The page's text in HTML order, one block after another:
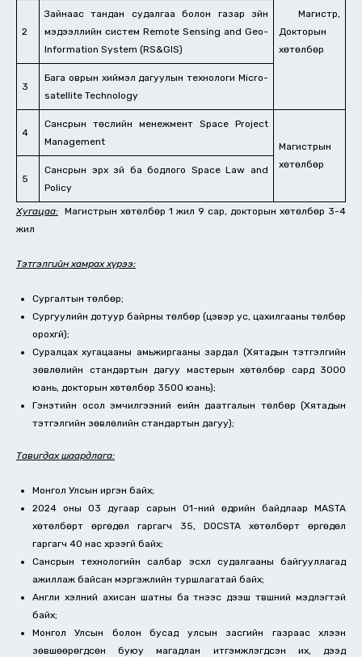
Магистр,
Докторын
хөтөлбөр
2
Зайнаас тандан судалгаа болон газар зүйн
мэдээллийн систем Remote Sensing and Geo-
Information System (RS&GIS)
3
Бага оврын хиймэл дагуулын технологи Micro-
satellite Technology
4
Сансрын төслийн менежмент Space Project
Management
Магистрын
хөтөлбөр
5
Сансрын эрх зүй ба бодлого Space Law and
Policy
Хугацаа: Магистрын хөтөлбөр 1 жил 9 сар, докторын хөтөлбөр 3-4
жил
Тэтгэлгийн хамрах хүрээ:
Сургалтын төлбөр;
Сургуулийн дотуур байрны төлбөр (цэвэр ус, цахилгааны төлбөр
орохгүй);
Суралцах хугацааны амьжиргааны зардал (Хятадын тэтгэлгийн
зөвлөлийн стандартын дагуу мастерын хөтөлбөр сард 3000
юань, докторын хөтөлбөр 3500 юань);
Гэнэтийн осол эмчилгээний үеийн даатгалын төлбөр (Хятадын
тэтгэлгийн зөвлөлийн стандартын дагуу);
Тавигдах шаардлага:
Монгол Улсын иргэн байх;
2024 оны 03 дугаар сарын 01-ний өдрийн байдлаар MASTA
хөтөлбөрт өргөдөл гаргагч 35, DOCSTA хөтөлбөрт өргөдөл
гаргагч 40 нас хүрээгүй байх;
Сансрын технологийн салбар эсхүл судалгааны байгууллагад
ажиллаж байсан мэргэжлийн туршлагатай байх;
Англи хэлний ахисан шатны ба түүнээс дээш түвшний мэдлэгтэй
байх;
Монгол Улсын болон бусад улсын засгийн газраас хүлээн
зөвшөөрөгдсөн буюу магадлан итгэмжлэгдсэн их, дээд